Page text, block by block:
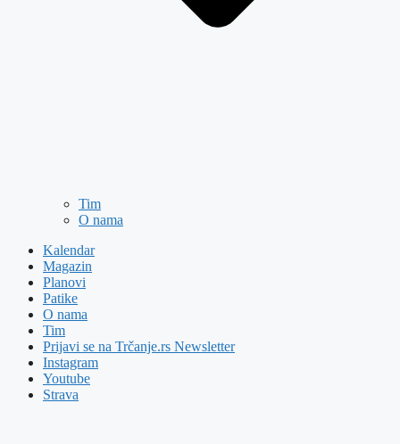
Tim
O nama
Kalendar
Magazin
Planovi
Patike
O nama
Tim
Prijavi se na Trčanje.rs Newsletter
Instagram
Youtube
Strava